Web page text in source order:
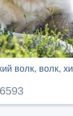
волк, волк,
6593